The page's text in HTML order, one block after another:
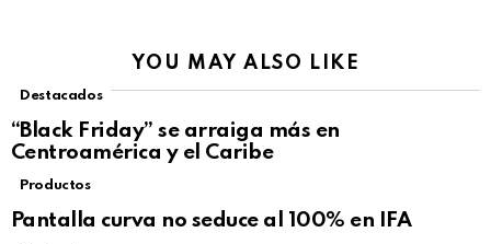
YOU MAY ALSO LIKE
Destacados
“Black Friday” se arraiga más en
Centroamérica y el Caribe
Productos
Pantalla curva no seduce al 100% en IFA